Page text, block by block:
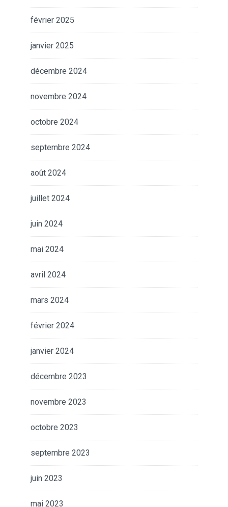
février 2025
janvier 2025
décembre 2024
novembre 2024
octobre 2024
septembre 2024
août 2024
juillet 2024
juin 2024
mai 2024
avril 2024
mars 2024
février 2024
janvier 2024
décembre 2023
novembre 2023
octobre 2023
septembre 2023
juin 2023
mai 2023